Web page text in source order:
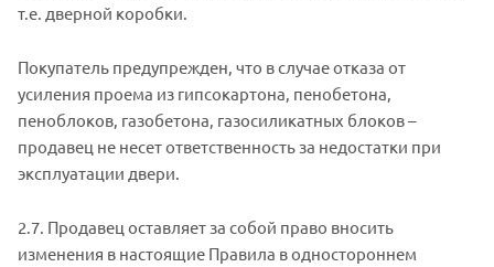
т.е. дверной коробки.
Покупатель предупрежден, что в случае отказа от
усиления проема из гипсокартона, пенобетона,
пеноблоков, газобетона, газосиликатных блоков –
продавец не несет ответственность за недостатки при
эксплуатации двери.
2.7. Продавец оставляет за собой право вносить
изменения в настоящие Правила в одностороннем